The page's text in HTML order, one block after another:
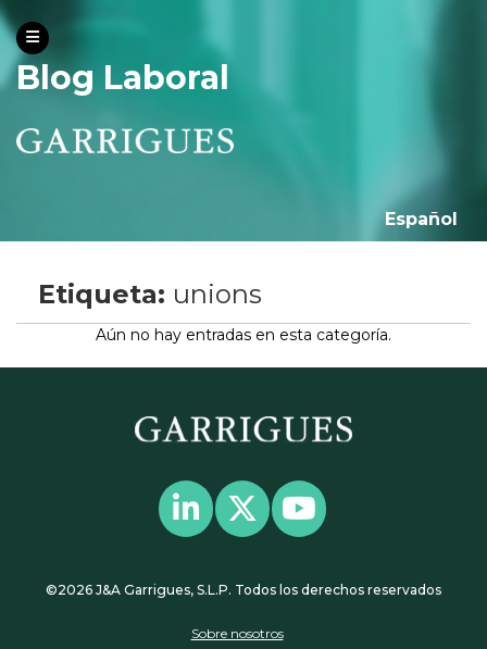
Blog Laboral
Español
Etiqueta: unions
Aún no hay entradas en esta categoría.
©2026 J&A Garrigues, S.L.P. Todos los derechos reservados
Sobre nosotros